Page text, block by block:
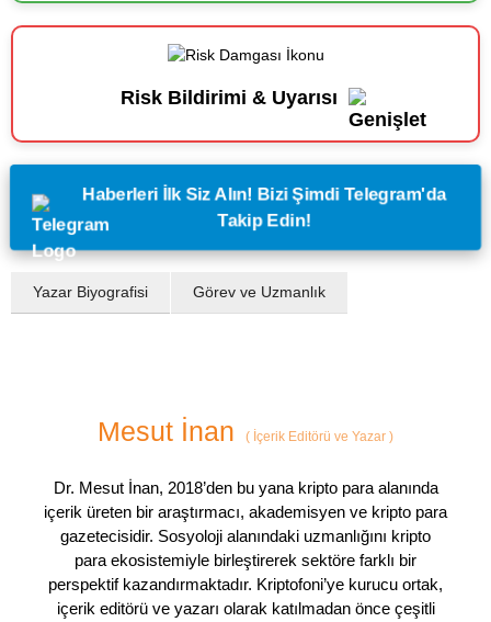
Risk Bildirimi & Uyarısı
Haberleri İlk Siz Alın! Bizi Şimdi Telegram'da
Takip Edin!
Yazar Biyografisi Görev ve Uzmanlık
Mesut İnan ( İçerik Editörü ve Yazar )
Dr. Mesut İnan, 2018’den bu yana kripto para alanında
içerik üreten bir araştırmacı, akademisyen ve kripto para
gazetecisidir. Sosyoloji alanındaki uzmanlığını kripto
para ekosistemiyle birleştirerek sektöre farklı bir
perspektif kazandırmaktadır. Kriptofoni’ye kurucu ortak,
içerik editörü ve yazarı olarak katılmadan önce çeşitli